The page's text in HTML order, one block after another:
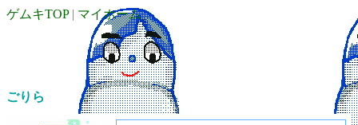
ゲムキTOP| マイホーム
ごりら